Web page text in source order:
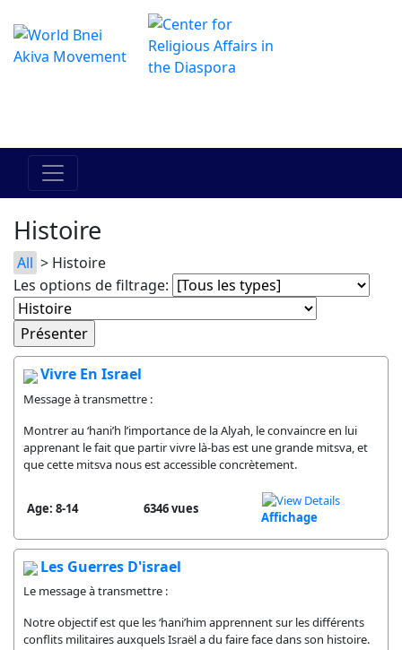
Histoire
All > Histoire
Les options de filtrage:
Vivre En Israel
Message à transmettre :
Montrer au ‘hani’h l’importance de la Alyah, le convaincre en lui
apprenant le fait que partir vivre là-bas est une grande mitsva, et
que cette mitsva nous est accessible concrètement.
Age: 8-14 6346 vues
Affichage
Les Guerres D'israel
Le message à transmettre :
Notre objectif est que les ‘hani’him apprennent sur les différents
conflits militaires auxquels Israël a du faire face dans son histoire.